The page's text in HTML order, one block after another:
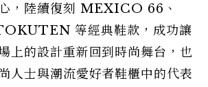
，陸續復刻 MEXICO 66、
等經典鞋款，成功讓
上的設計重新回到時尚舞台，也
人士與潮流愛好者鞋櫃中的代表